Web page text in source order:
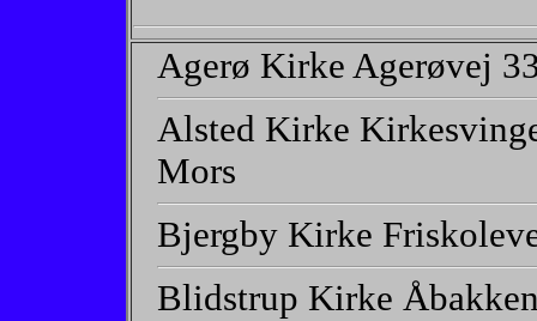
Agerø Kirke Agerøvej
Alsted Kirke
Mors
Bjergby Kirke
Blidstrup Kirke